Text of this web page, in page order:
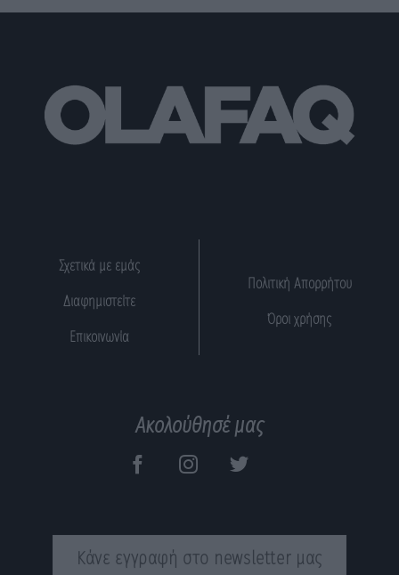
Σχετικά με εμάς
Διαφημιστείτε
Επικοινωνία
Πολιτική Απορρήτου
Όροι χρήσης
Ακολούθησέ μας
Κάνε εγγραφή στο newsletter μας